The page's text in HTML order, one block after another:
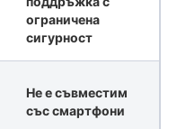
ограничена
сигурност
Не е съвместим
със смартфони